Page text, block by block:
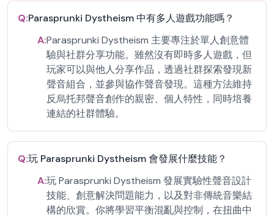
Q:Parasprunki Dystheism 中有多人遊戲功能嗎？
A:Parasprunki Dystheism 主要專注於單人創意體
驗與社群分享功能。雖然沒有即時多人遊戲，但
玩家可以與他人分享作品，透過社群探索發現新
聲音組合，並參與協作聲音發現。這種方法維持
反烏托邦聲音創作的親密、個人特性，同時培養
連結的社群體驗。
Q:玩 Parasprunki Dystheism 會發展什麼技能？
A:玩 Parasprunki Dystheism 發展實驗性聲音設計
技能、創意解決問題能力，以及對非傳統音樂結
構的欣賞。你將學習平衡混亂與控制，在扭曲中